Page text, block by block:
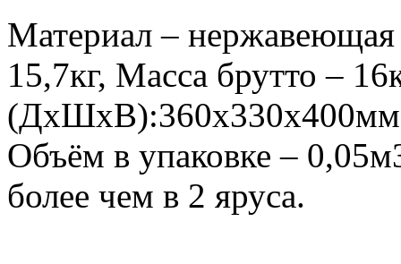
Материал – нержавеющая
15,7кг, Масса брутто –
(ДхШхВ):360х330х400мм
Объём в упаковке –
более чем в 2 яруса.